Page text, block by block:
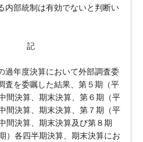
内部統制は有効でないと判断い
記
過年度決算において外部調査委
査を委嘱した結果、第５期（平
間決算、期末決算、第６期（平
間決算、期末決算、第７期（平
間決算、期末決算及び第８期
）各四半期決算、期末決算にお